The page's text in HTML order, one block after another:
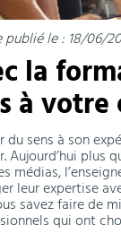
le : 18/06/
la
à
du sens à son
Aujourd’hui plus
médias,
leur expertise
savez faire de
qui ont